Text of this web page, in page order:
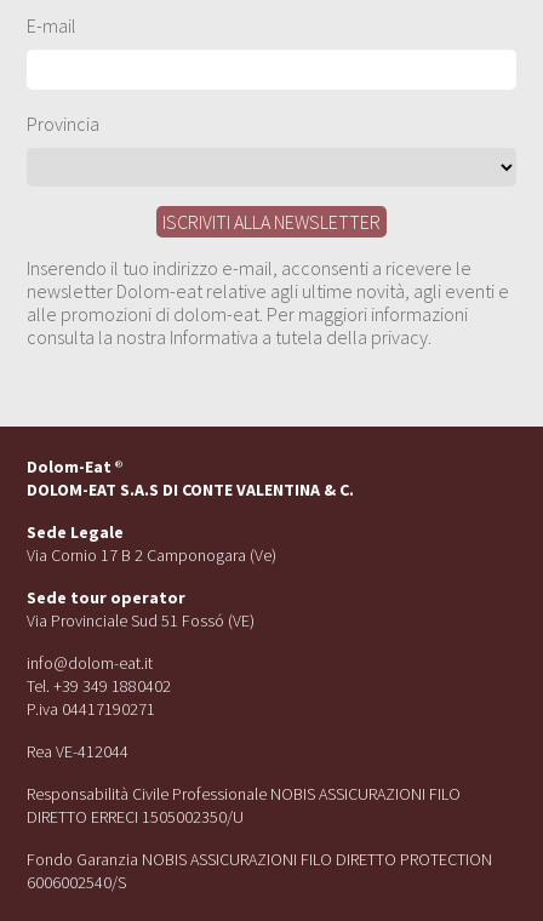
E-mail
Provincia
Inserendo il tuo indirizzo e-mail, acconsenti a ricevere le
newsletter Dolom-eat relative agli ultime novità, agli eventi e
alle promozioni di dolom-eat. Per maggiori informazioni
consulta la nostra Informativa a tutela della privacy.
Dolom-Eat ®
DOLOM-EAT S.A.S DI CONTE VALENTINA & C.
Sede Legale
Via Cornio 17 B 2 Camponogara (Ve)
Sede tour operator
Via Provinciale Sud 51 Fossó (VE)
info@dolom-eat.it
Tel. +39 349 1880402
P.iva 04417190271
Rea VE-412044
Responsabilità Civile Professionale NOBIS ASSICURAZIONI FILO
DIRETTO ERRECI 1505002350/U
Fondo Garanzia NOBIS ASSICURAZIONI FILO DIRETTO PROTECTION
6006002540/S